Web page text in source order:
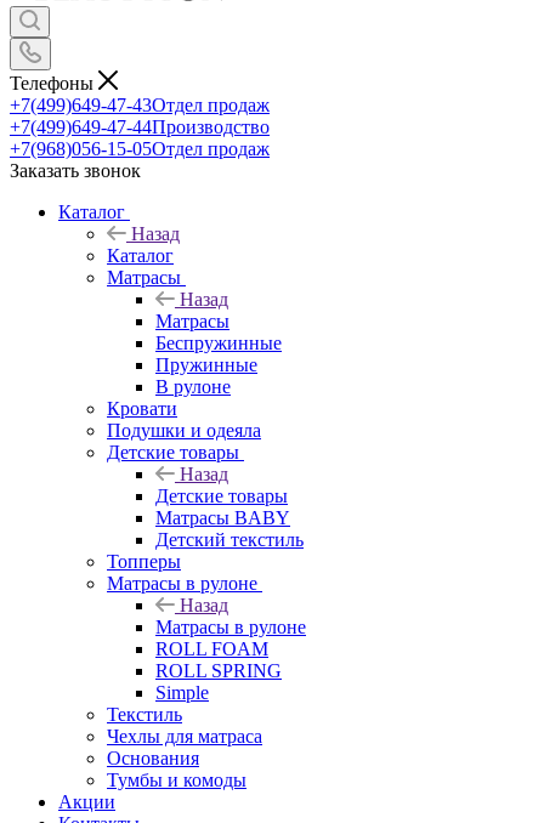
Телефоны
+7(499)649-47-43Отдел продаж
+7(499)649-47-44Производство
+7(968)056-15-05Отдел продаж
Заказать звонок
Каталог
Назад
Каталог
Матрасы
Назад
Матрасы
Беспружинные
Пружинные
В рулоне
Кровати
Подушки и одеяла
Детские товары
Назад
Детские товары
Матрасы BABY
Детский текстиль
Топперы
Матрасы в рулоне
Назад
Матрасы в рулоне
ROLL FOAM
ROLL SPRING
Simple
Текстиль
Чехлы для матраса
Основания
Тумбы и комоды
Акции